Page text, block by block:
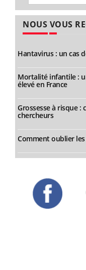
NOUS VOUS
Hantavirus : un cas
Mortalité infantile :
élevé en France
Grossesse à risque
chercheurs
Comment oublier les